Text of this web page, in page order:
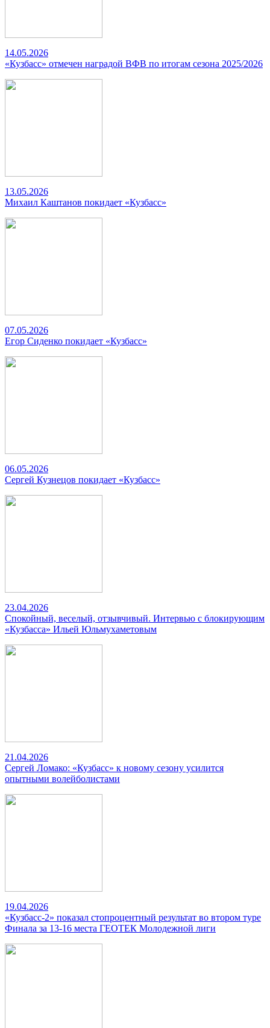
14.05.2026
«Кузбасс» отмечен наградой ВФВ по итогам сезона 2025/2026
13.05.2026
Михаил Каштанов покидает «Кузбасс»
07.05.2026
Егор Сиденко покидает «Кузбасс»
06.05.2026
Сергей Кузнецов покидает «Кузбасс»
23.04.2026
Спокойный, веселый, отзывчивый. Интервью с блокирующим
«Кузбасса» Ильей Юльмухаметовым
21.04.2026
Сергей Ломако: «Кузбасс» к новому сезону усилится
опытными волейболистами
19.04.2026
«Кузбасс-2» показал стопроцентный результат во втором туре
Финала за 13-16 места ГЕОТЕК Молодежной лиги